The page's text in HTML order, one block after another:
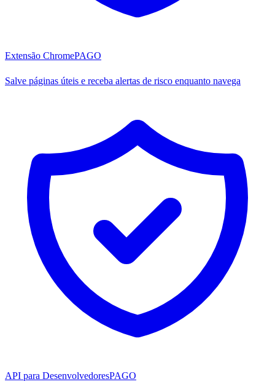
Extensão ChromePAGO
Salve páginas úteis e receba alertas de risco enquanto navega
API para DesenvolvedoresPAGO